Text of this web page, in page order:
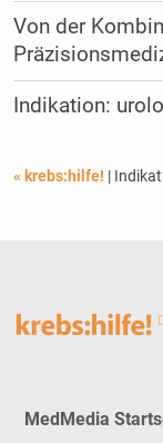
Von der
Indikation:
« krebs:hilfe! |
MedMedia